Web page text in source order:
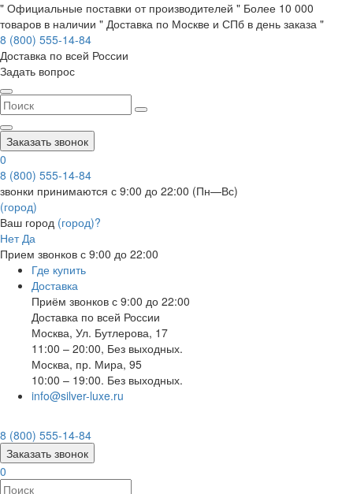
" Официальные поставки от производителей " Более 10 000
товаров в наличии " Доставка по Москве и СПб в день заказа "
8 (800) 555-14-84
Доставка по всей России
Задать вопрос
Заказать звонок
0
8 (800) 555-14-84
звонки принимаются с 9:00 до 22:00 (Пн—Вс)
(город)
Ваш город (город)?
Нет Да
Прием звонков с 9:00 до 22:00
Где купить
Доставка
Приём звонков с 9:00 до 22:00
Доставка по всей России
Москва, Ул. Бутлерова, 17
11:00 – 20:00, Без выходных.
Москва, пр. Мира, 95
10:00 – 19:00. Без выходных.
info@silver-luxe.ru
8 (800) 555-14-84
Заказать звонок
0